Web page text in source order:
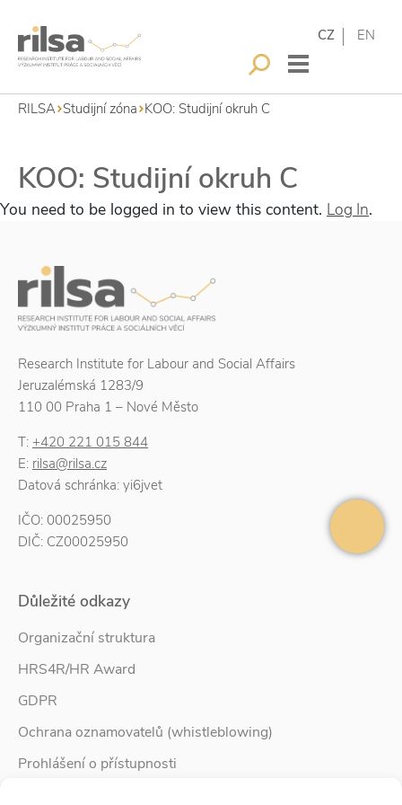
CZ EN
RILSA Studijní zóna KOO: Studijní okruh C
KOO: Studijní okruh C
You need to be logged in to view this content. Log In.
Research Institute for Labour and Social Affairs
Jeruzalémská 1283/9
110 00 Praha 1 – Nové Město
T: +420 221 015 844
E: rilsa@rilsa.cz
Datová schránka: yi6jvet
IČO: 00025950
DIČ: CZ00025950
Důležité odkazy
Organizační struktura
HRS4R/HR Award
GDPR
Ochrana oznamovatelů (whistleblowing)
Prohlášení o přístupnosti